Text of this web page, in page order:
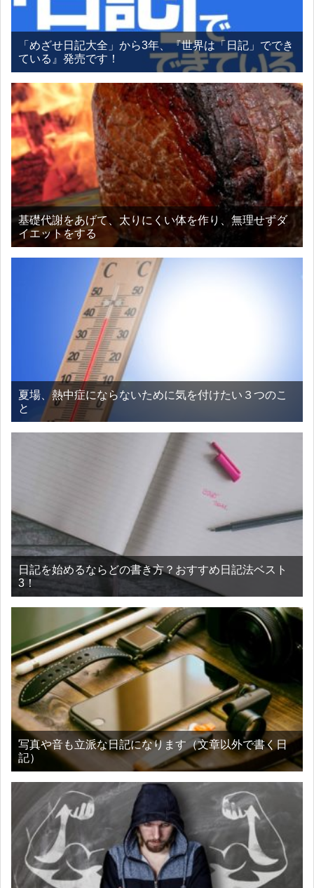
「めざせ日記大全」から3年、『世界は「日記」ででき
ている』発売です！
基礎代謝をあげて、太りにくい体を作り、無理せずダ
イエットをする
夏場、熱中症にならないために気を付けたい３つのこ
と
日記を始めるならどの書き方？おすすめ日記法ベスト
3！
写真や音も立派な日記になります（文章以外で書く日
記）